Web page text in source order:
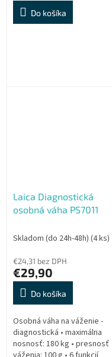
Do košíka
Laica Diagnostická
osobná váha PS7011
Skladom (do 24h-48h) (4 ks)
€24,31 bez DPH
€29,90
Do košíka
Osobná váha na váženie -
diagnostická • maximálna
nosnosť: 180 kg • presnosť